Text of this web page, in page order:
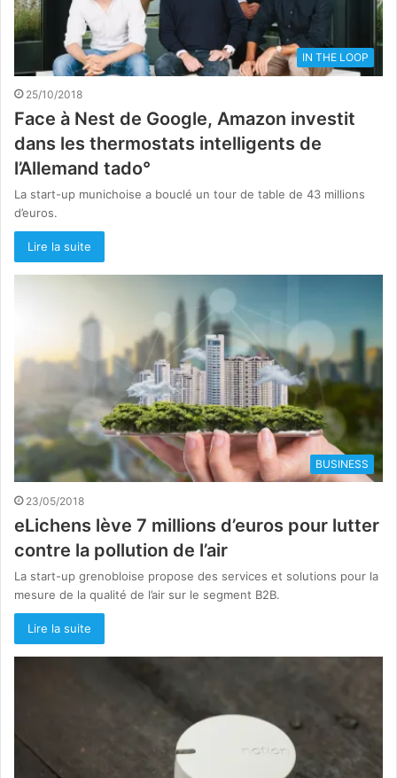
IN THE LOOP
25/10/2018
Face à Nest de Google, Amazon investit
dans les thermostats intelligents de
l’Allemand tado°
La start-up munichoise a bouclé un tour de table de 43 millions
d’euros.
Lire la suite
BUSINESS
23/05/2018
eLichens lève 7 millions d’euros pour lutter
contre la pollution de l’air
La start-up grenobloise propose des services et solutions pour la
mesure de la qualité de l’air sur le segment B2B.
Lire la suite